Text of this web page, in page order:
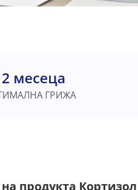
месеца
ГРИЖА
продукта